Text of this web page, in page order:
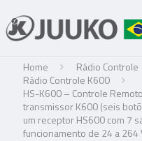
Home Rádio Controle
Rádio Controle K600
HS-K600 – Controle
transmissor K600 (seis
um receptor HS600 com 7
funcionamento de 24 a 264